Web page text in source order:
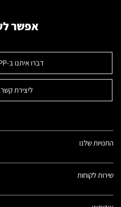
אפשר
דברו איתנו ב-WHATSAPP
ליצירת
החנויות שלנו
שירות לקוחות